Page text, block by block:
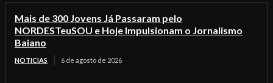
Mais de 300 Jovens Já Passaram pelo
NORDESTeuSOU e Hoje Impulsionam o Jornalismo
Baiano
NOTICIAS 6 de agosto de 2026